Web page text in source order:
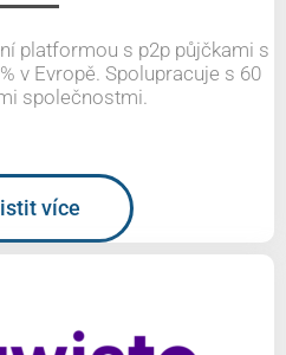
platformou s p2p půjčkami s
v Evropě. Spolupracuje s 60
společnostmi.
více